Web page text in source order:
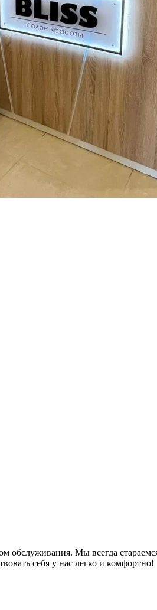
Мы всегда
себя у нас легко и комфортно!